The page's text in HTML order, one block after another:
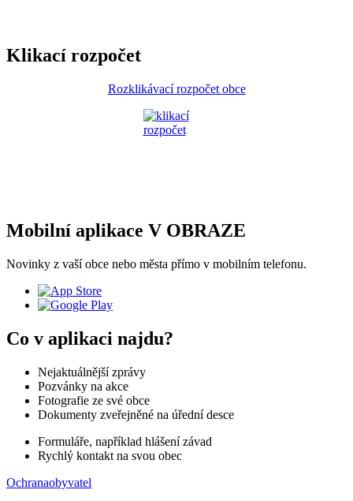
Klikací rozpočet
Rozklikávací rozpočet obce
Mobilní aplikace V OBRAZE
Novinky z vaší obce nebo města přímo v mobilním telefonu.
Co v aplikaci najdu?
Nejaktuálnější zprávy
Pozvánky na akce
Fotografie ze své obce
Dokumenty zveřejněné na úřední desce
Formuláře, například hlášení závad
Rychlý kontakt na svou obec
Ochranaobyvatel